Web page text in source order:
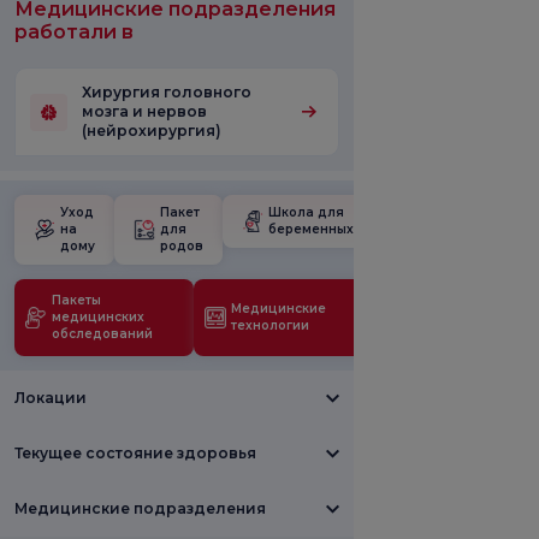
Медицинские подразделения
работали в
Хирургия головного
мозга и нервов
(нейрохирургия)
Уход
на
дому
Пакет
для
родов
Школа для
беременных
Пакеты
медицинских
обследований
Медицинские
технологии
Локации
Текущее состояние здоровья
Медицинские подразделения